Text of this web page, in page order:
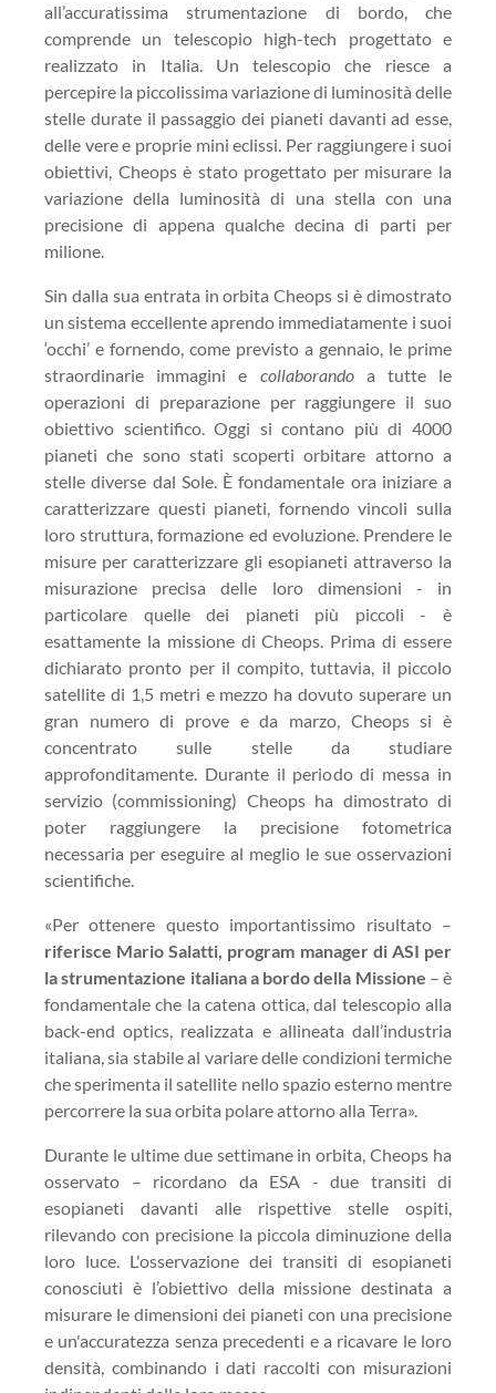
all’accuratissima strumentazione di bordo, che
comprende un telescopio high-tech progettato e
realizzato in Italia. Un telescopio che riesce a
percepire la piccolissima variazione di luminosità delle
stelle durate il passaggio dei pianeti davanti ad esse,
delle vere e proprie mini eclissi. Per raggiungere i suoi
obiettivi, Cheops è stato progettato per misurare la
variazione della luminosità di una stella con una
precisione di appena qualche decina di parti per
milione.
Sin dalla sua entrata in orbita Cheops si è dimostrato
un sistema eccellente aprendo immediatamente i suoi
‘occhi’ e fornendo, come previsto a gennaio, le prime
straordinarie immagini e collaborandoa tutte le
operazioni di preparazione per raggiungere il suo
obiettivo scientifico. Oggi si contano più di 4000
pianeti che sono stati scoperti orbitare attorno a
stelle diverse dal Sole. È fondamentale ora iniziare a
caratterizzare questi pianeti, fornendo vincoli sulla
loro struttura, formazione ed evoluzione. Prendere le
misure per caratterizzare gli esopianeti attraverso la
misurazione precisa delle loro dimensioni - in
particolare quelle dei pianeti più piccoli - è
esattamente la missione di Cheops. Prima di essere
dichiarato pronto per il compito, tuttavia, il piccolo
satellite di 1,5 metri e mezzo ha dovuto superare un
gran numero di prove e da marzo, Cheops si è
concentrato sulle stelle da studiare
approfonditamente. Durante il periodo di messa in
servizio (commissioning) Cheops ha dimostrato di
poter raggiungere la precisione fotometrica
necessaria per eseguire al meglio le sue osservazioni
scientifiche.
«Per ottenere questo importantissimo risultato –
riferisce Mario Salatti, program manager di ASI per
la strumentazione italiana a bordo della Missione – è
fondamentale che la catena ottica, dal telescopio alla
back-end optics, realizzata e allineata dall’industria
italiana, sia stabile al variare delle condizioni termiche
che sperimenta il satellite nello spazio esterno mentre
percorrere la sua orbita polare attorno alla Terra».
Durante le ultime due settimane in orbita, Cheops ha
osservato – ricordano da ESA - due transiti di
esopianeti davanti alle rispettive stelle ospiti,
rilevando con precisione la piccola diminuzione della
loro luce. L'osservazione dei transiti di esopianeti
conosciuti è l’obiettivo della missione destinata a
misurare le dimensioni dei pianeti con una precisione
e un'accuratezza senza precedenti e a ricavare le loro
densità, combinando i dati raccolti con misurazioni